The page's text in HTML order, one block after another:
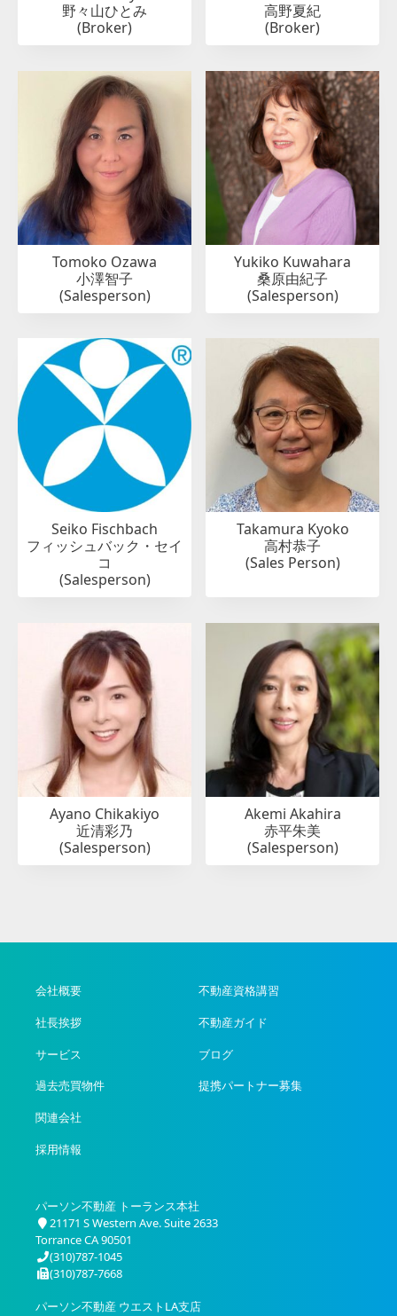
野々山ひとみ
(Broker)
高野夏紀
(Broker)
Tomoko Ozawa
小澤智子
(Salesperson)
Yukiko Kuwahara
桑原由紀子
(Salesperson)
Seiko Fischbach
フィッシュバック・セイ
コ
(Salesperson)
Takamura Kyoko
高村恭子
(Sales Person)
Ayano Chikakiyo
近清彩乃
(Salesperson)
Akemi Akahira
赤平朱美
(Salesperson)
会社概要
社長挨拶
サービス
過去売買物件
関連会社
採用情報
不動産資格講習
不動産ガイド
ブログ
提携パートナー募集
パーソン不動産 トーランス本社
21171 S Western Ave. Suite 2633
Torrance CA 90501
(310)787-1045
(310)787-7668
パーソン不動産 ウエストLA支店